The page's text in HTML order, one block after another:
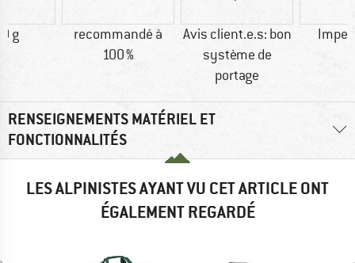
g
recommandé à
100 %
Avis client.e.s: bon
système de
portage
RENSEIGNEMENTS MATÉRIEL ET
FONCTIONNALITÉS
LES ALPINISTES AYANT VU CET ARTICLE ONT
ÉGALEMENT REGARDÉ